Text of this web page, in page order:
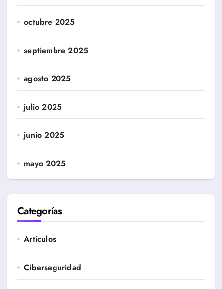
octubre 2025
septiembre 2025
agosto 2025
julio 2025
junio 2025
mayo 2025
Categorías
Artículos
Ciberseguridad